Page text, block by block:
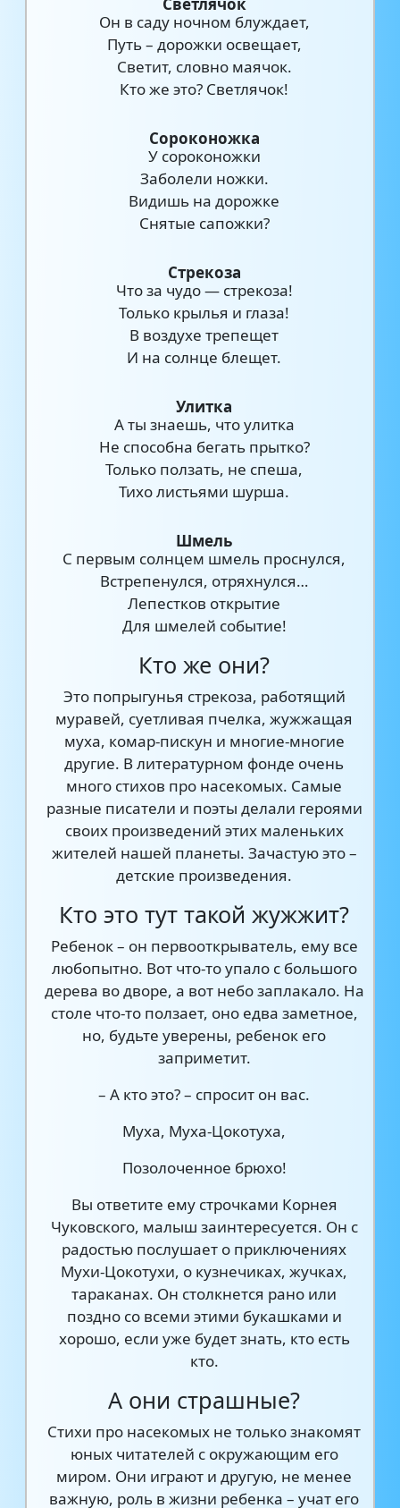
Он в саду ночном блуждает,
Путь – дорожки освещает,
Светит, словно маячок.
Кто же это? Светлячок!
Сороконожка
У сороконожки
Заболели ножки.
Видишь на дорожке
Снятые сапожки?
Стрекоза
Что за чудо — стрекоза!
Только крылья и глаза!
В воздухе трепещет
И на солнце блещет.
Улитка
А ты знаешь, что улитка
Не способна бегать прытко?
Только ползать, не спеша,
Тихо листьями шурша.
Шмель
С первым солнцем шмель проснулся,
Встpепенулся, отряхнулся…
Лепестков открытие
Для шмелей событие!
Кто же они?
Это попрыгунья стрекоза, работящий
муравей, суетливая пчелка, жужжащая
муха, комар-пискун и многие-многие
другие. В литературном фонде очень
много стихов про насекомых. Самые
разные писатели и поэты делали героями
своих произведений этих маленьких
жителей нашей планеты. Зачастую это –
детские произведения.
Кто это тут такой жужжит?
Ребенок – он первооткрыватель, ему все
любопытно. Вот что-то упало с большого
дерева во дворе, а вот небо заплакало. На
столе что-то ползает, оно едва заметное,
но, будьте уверены, ребенок его
заприметит.
– А кто это? – спросит он вас.
Муха, Муха-Цокотуха,
Позолоченное брюхо!
Вы ответите ему строчками Корнея
Чуковского, малыш заинтересуется. Он с
радостью послушает о приключениях
Мухи-Цокотухи, о кузнечиках, жучках,
тараканах. Он столкнется рано или
поздно со всеми этими букашками и
хорошо, если уже будет знать, кто есть
кто.
А они страшные?
Стихи про насекомых не только знакомят
юных читателей с окружающим его
миром. Они играют и другую, не менее
важную, роль в жизни ребенка – учат его